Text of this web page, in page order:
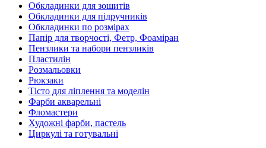
Обкладинки для зошитів
Обкладинки для підручників
Обкладинки по розмірах
Папір для творчості, Фетр, Фоаміран
Пензлики та набори пензликів
Пластилін
Розмальовки
Рюкзаки
Тісто для ліплення та моделін
Фарби акварельні
Фломастери
Художні фарби, пастель
Циркулі та готувальні